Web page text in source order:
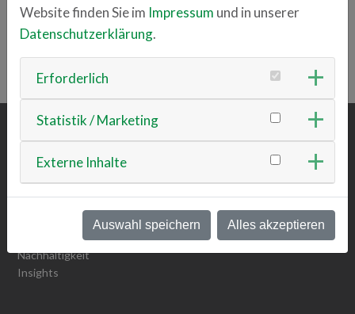
ZURÜCK ZUR ÜBERSICHT
ÜBER UNS
Team
Werte Detailansicht
Nachhaltigkeit
Insights
Website finden Sie im Impressum und in unserer
Datenschutzerklärung.
Erforderlich
Statistik / Marketing
Externe Inhalte
Auswahl speichern Alles akzeptieren